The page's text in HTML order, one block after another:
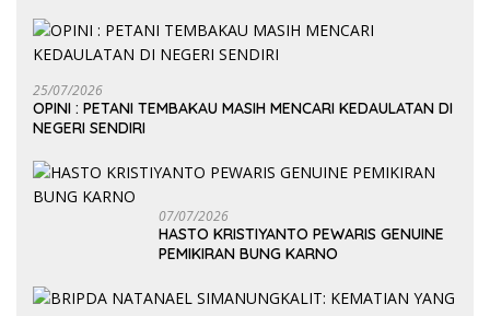
25/07/2026
OPINI : PETANI TEMBAKAU MASIH MENCARI KEDAULATAN DI
NEGERI SENDIRI
07/07/2026
HASTO KRISTIYANTO PEWARIS GENUINE
PEMIKIRAN BUNG KARNO